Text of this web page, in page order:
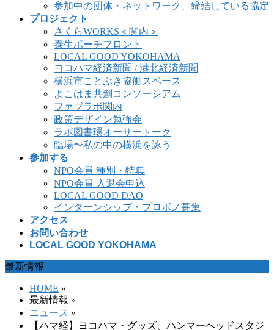
参加中の団体・ネットワーク、締結している協定
プロジェクト
さくらWORKS＜関内＞
泰生ポーチフロント
LOCAL GOOD YOKOHAMA
ヨコハマ経済新聞 / 港北経済新聞
横浜市ことぶき協働スペース
よこはま共創コンソーシアム
ファブラボ関内
政策デザイン勉強会
ラボ図書環オーサートーク
臨場〜私の中の横浜を詠う
参加する
NPO会員 種別・特典
NPO会員 入退会申込
LOCAL GOOD DAO
インターンシップ・プロボノ募集
アクセス
お問い合わせ
LOCAL GOOD YOKOHAMA
最新情報
HOME »
最新情報 »
ニュース »
【ハマ経】ヨコハマ・グッズ、ハンマーヘッドスタジ